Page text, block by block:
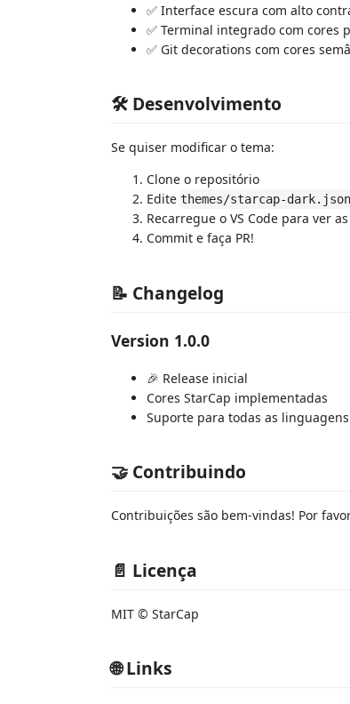
✅ Interface escura com alto
✅ Terminal integrado com cores
✅ Git decorations com cores
🛠️ Desenvolvimento
Se quiser modificar o tema:
Clone o repositório
Edite themes/starcap-dark.json
Recarregue o VS Code para ver
Commit e faça PR!
📝 Changelog
Version 1.0.0
🎉 Release inicial
Cores StarCap implementadas
Suporte para todas as
🤝 Contribuindo
Contribuições são bem-vindas! Por
📄 Licença
MIT © StarCap
🌐 Links